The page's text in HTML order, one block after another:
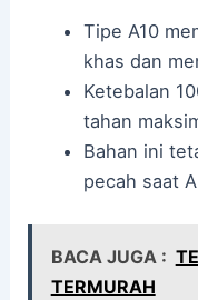
Tipe A10
khas dan
Ketebalan
tahan
Bahan ini
pecah saat
BACA JUGA :
TERMURAH